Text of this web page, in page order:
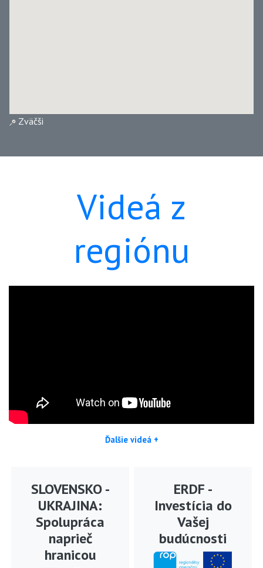
Zväčši
Videá z
regiónu
Ďalšie videá +
SLOVENSKO -
UKRAJINA:
Spolupráca
naprieč
hranicou
ERDF -
Investícia do
Vašej
budúcnosti